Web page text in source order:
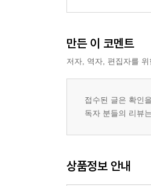
만든 이 코멘트
저자, 역자, 편집자를
접수된 글은 확인
독자 분들의 리뷰
상품정보 안내